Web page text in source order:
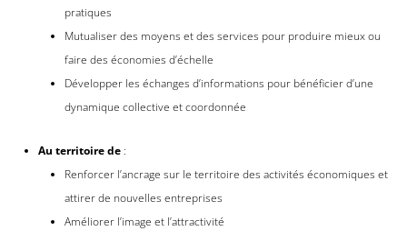
pratiques
Mutualiser des moyens et des services pour produire mieux ou
faire des économies d’échelle
Développer les échanges d’informations pour bénéficier d’une
dynamique collective et coordonnée
Au territoire de :
Renforcer l’ancrage sur le territoire des activités économiques et
attirer de nouvelles entreprises
Améliorer l’image et l’attractivité